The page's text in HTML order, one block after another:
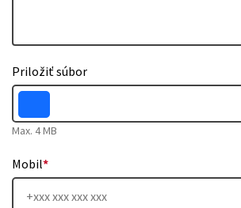
Priložiť súbor
Max. 4 MB
Mobil*